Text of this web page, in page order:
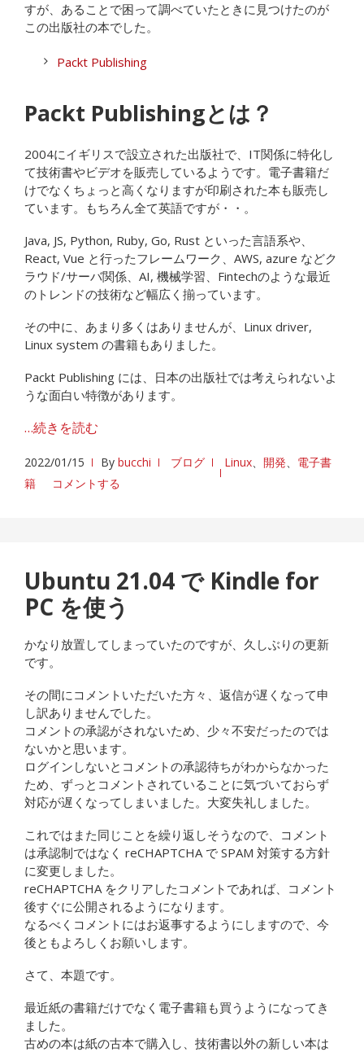
すが、あることで困って調べていたときに見つけたのが
この出版社の本でした。
Packt Publishing
Packt Publishingとは？
2004にイギリスで設立された出版社で、IT関係に特化し
て技術書やビデオを販売しているようです。電子書籍だ
けでなくちょっと高くなりますが印刷された本も販売し
ています。もちろん全て英語ですが・・。
Java, JS, Python, Ruby, Go, Rust といった言語系や、
React, Vue と行ったフレームワーク、AWS, azure などク
ラウド/サーバ関係、AI, 機械学習、Fintechのような最近
のトレンドの技術など幅広く揃っています。
その中に、あまり多くはありませんが、Linux driver,
Linux system の書籍もありました。
Packt Publishing には、日本の出版社では考えられないよ
うな面白い特徴があります。
…続きを読む
2022/01/15 By bucchi ブログ Linux、 開発、 電子書
籍
コメントする
Ubuntu 21.04 で Kindle for
PC を使う
かなり放置してしまっていたのですが、久しぶりの更新
です。
その間にコメントいただいた方々、返信が遅くなって申
し訳ありませんでした。
コメントの承認がされないため、少々不安だったのでは
ないかと思います。
ログインしないとコメントの承認待ちがわからなかった
ため、ずっとコメントされていることに気づいておらず
対応が遅くなってしまいました。大変失礼しました。
これではまた同じことを繰り返しそうなので、コメント
は承認制ではなく reCHAPTCHA で SPAM 対策する方針
に変更しました。
reCHAPTCHA をクリアしたコメントであれば、コメント
後すぐに公開されるようになります。
なるべくコメントにはお返事するようにしますので、今
後ともよろしくお願いします。
さて、本題です。
最近紙の書籍だけでなく電子書籍も買うようになってき
ました。
古めの本は紙の古本で購入し、技術書以外の新しい本は